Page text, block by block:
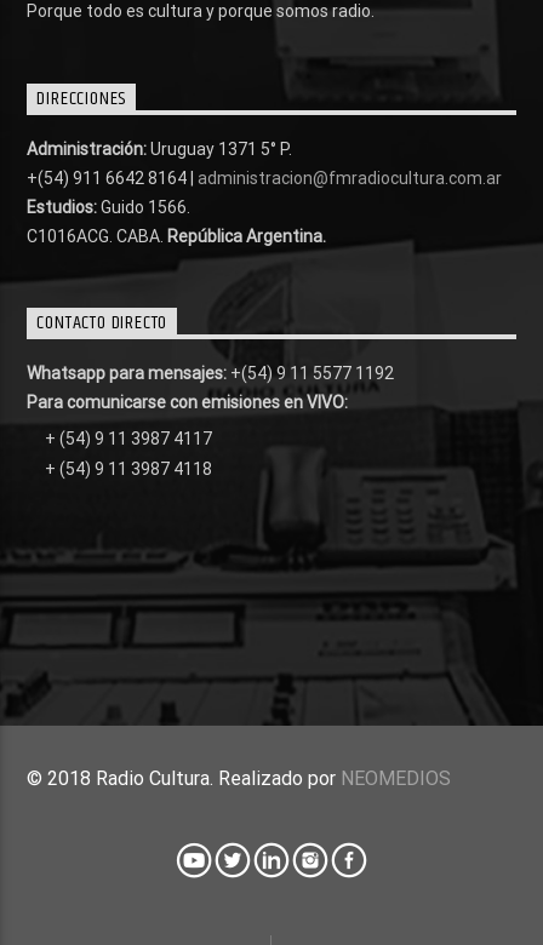
Porque todo es cultura y porque somos radio.
DIRECCIONES
Administración:Uruguay 1371 5° P.
+(54) 911 6642 8164 | administracion@fmradiocultura.com.ar
Estudios:Guido 1566.
C1016ACG . CABA. República Argentina.
CONTACTO DIRECTO
Whatsapp para mensajes: +(54) 9 11 5577 1192
Para comunicarse con emisiones en VIVO:
+ (54) 9 11 3987 4117
+ (54) 9 11 3987 4118
© 2018 Radio Cultura. Realizado por NEOMEDIOS